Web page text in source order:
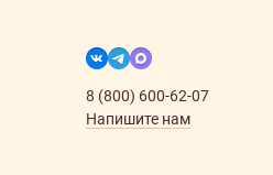
8 (800) 600-62-07
Напишите нам